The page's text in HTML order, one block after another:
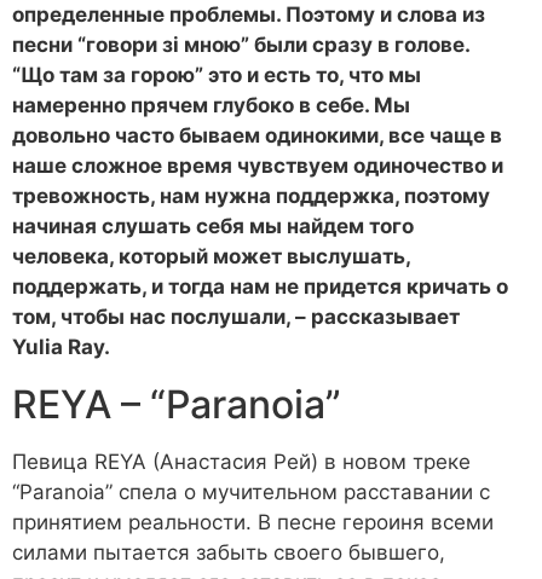
определенные проблемы. Поэтому и слова из
песни “говори зі мною” были сразу в голове.
“Що там за горою” это и есть то, что мы
намеренно прячем глубоко в себе. Мы
довольно часто бываем одинокими, все чаще в
наше сложное время чувствуем одиночество и
тревожность, нам нужна поддержка, поэтому
начиная слушать себя мы найдем того
человека, который может выслушать,
поддержать, и тогда нам не придется кричать о
том, чтобы нас послушали, – рассказывает
Yulia Ray.
REYA – “Paranoia”
Певица REYA (Анастасия Рей) в новом треке
“Paranoia” спела о мучительном расставании с
принятием реальности. В песне героиня всеми
силами пытается забыть своего бывшего,